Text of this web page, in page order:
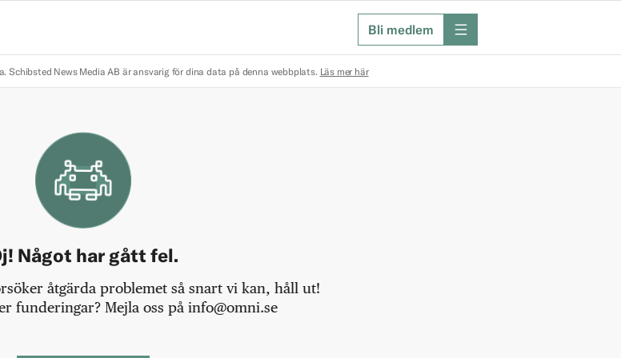
Bli medlem meny
Schibsted News Media AB är ansvarig för dina data på denna webbplats. Läs mer här
Något har gått fel.
åtgärda problemet så snart vi kan, håll ut!
funderingar? Mejla oss på info@omni.se